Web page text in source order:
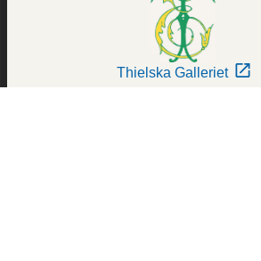
Thielska Galleriet